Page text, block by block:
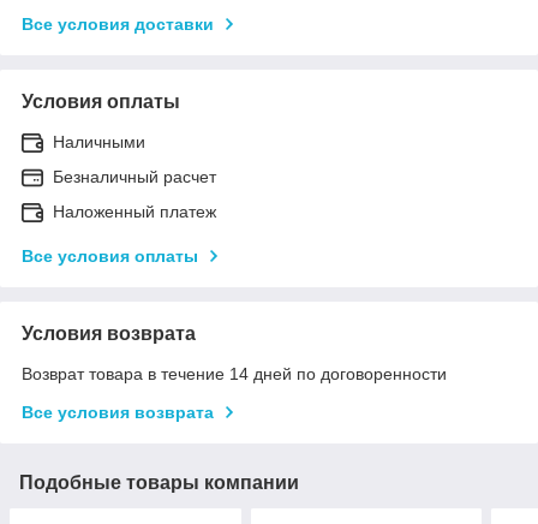
Все условия доставки
Условия оплаты
Наличными
Безналичный расчет
Наложенный платеж
Все условия оплаты
Условия возврата
Возврат товара в течение 14 дней по договоренности
Все условия возврата
Подобные товары компании